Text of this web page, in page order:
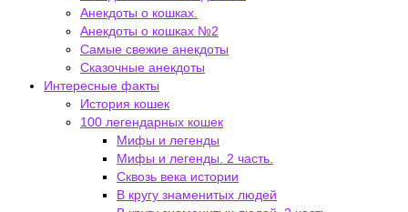
Анекдоты о кошках.
Анекдоты о кошках №2
Самые свежие анекдоты
Сказочные анекдоты
Интересные факты
История кошек
100 легендарных кошек
Мифы и легенды
Мифы и легенды. 2 часть.
Сквозь века истории
В кругу знаменитых людей